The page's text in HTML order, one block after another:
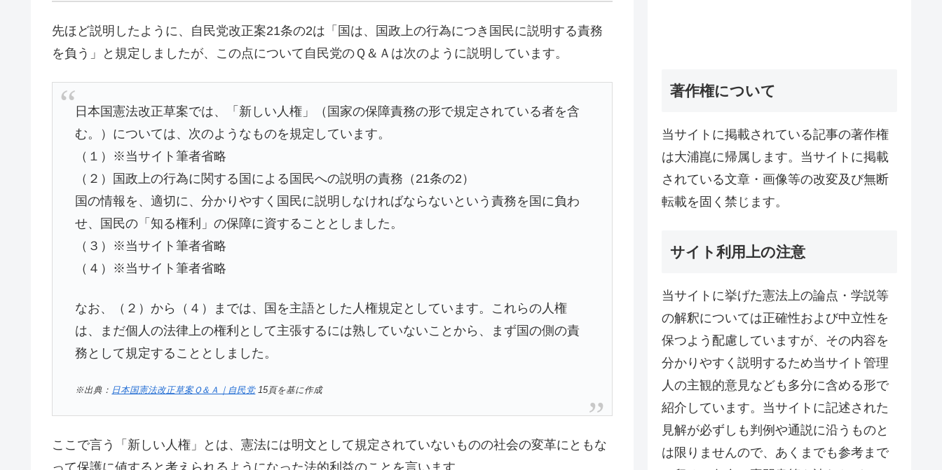
先ほど説明したように、自民党改正案21条の2は「国は、国政上の行為につき国民に説明する責務
を負う」と規定しましたが、この点について自民党のＱ＆Ａは次のように説明しています。
日本国憲法改正草案では、「新しい人権」（国家の保障責務の形で規定されている者を含
む。）については、次のようなものを規定しています。
（１）※当サイト筆者省略
（２）国政上の行為に関する国による国民への説明の責務（21条の2）
国の情報を、適切に、分かりやすく国民に説明しなければならないという責務を国に負わ
せ、国民の「知る権利」の保障に資することとしました。
（３）※当サイト筆者省略
（４）※当サイト筆者省略
なお、（２）から（４）までは、国を主語とした人権規定としています。これらの人権
は、まだ個人の法律上の権利として主張するには熟していないことから、まず国の側の責
務として規定することとしました。
※出典： 日本国憲法改正草案Ｑ＆Ａ｜自民党15頁を基に作成
ここで言う「新しい人権」とは、憲法には明文として規定されていないものの社会の変革にともな
って保護に値すると考えられるようになった法的利益のことを言います。
著作権について
当サイトに掲載されている記事の著作権
は大浦崑に帰属します。当サイトに掲載
されている文章・画像等の改変及び無断
転載を固く禁じます。
サイト利用上の注意
当サイトに挙げた憲法上の論点・学説等
の解釈については正確性および中立性を
保つよう配慮していますが、その内容を
分かりやすく説明するため当サイト管理
人の主観的意見なども多分に含める形で
紹介しています。当サイトに記述された
見解が必ずしも判例や通説に沿うものと
は限りませんので、あくまでも参考まで